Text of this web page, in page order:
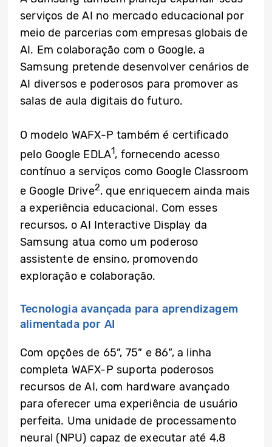
serviços de AI no mercado educacional por
meio de parcerias com empresas globais de
AI. Em colaboração com o Google, a
Samsung pretende desenvolver cenários de
AI diversos e poderosos para promover as
salas de aula digitais do futuro.
O modelo WAFX-P também é certificado
pelo Google EDLA1, fornecendo acesso
contínuo a serviços como Google Classroom
e Google Drive2, que enriquecem ainda mais
a experiência educacional. Com esses
recursos, o AI Interactive Display da
Samsung atua como um poderoso
assistente de ensino, promovendo
exploração e colaboração.
Tecnologia avançada para aprendizagem
alimentada por AI
Com opções de 65”, 75” e 86”, a linha
completa WAFX-P suporta poderosos
recursos de AI, com hardware avançado
para oferecer uma experiência de usuário
perfeita. Uma unidade de processamento
neural (NPU) capaz de executar até 4,8